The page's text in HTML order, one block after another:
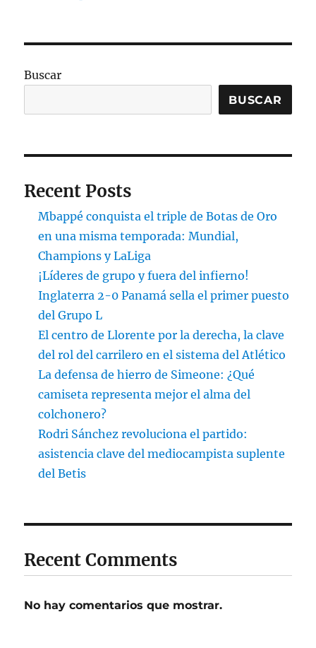
Buscar
BUSCAR
Recent Posts
Mbappé conquista el triple de Botas de Oro
en una misma temporada: Mundial,
Champions y LaLiga
¡Líderes de grupo y fuera del infierno!
Inglaterra 2-0 Panamá sella el primer puesto
del Grupo L
El centro de Llorente por la derecha, la clave
del rol del carrilero en el sistema del Atlético
La defensa de hierro de Simeone: ¿Qué
camiseta representa mejor el alma del
colchonero?
Rodri Sánchez revoluciona el partido:
asistencia clave del mediocampista suplente
del Betis
Recent Comments
No hay comentarios que mostrar.